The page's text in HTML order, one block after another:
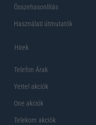
Összehasonlítás
Használati útmutatók
Hirek
Telefon Árak
Yettel akciók
One akciók
Telekom akciók